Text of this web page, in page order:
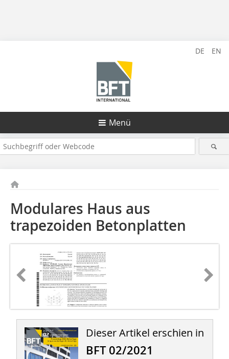
DE EN
Menü
Modulares Haus aus
trapezoiden Betonplatten
Dieser Artikel erschien in
BFT 02/2021